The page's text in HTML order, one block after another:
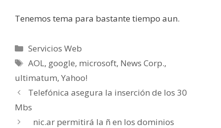
Tenemos tema para bastante tiempo aun.
Categorías
Servicios Web
Etiquetas
AOL, google, microsoft, News Corp.,
ultimatum, Yahoo!
Telefónica asegura la inserción de los 30
Mbs
nic.ar permitirá la ñ en los dominios